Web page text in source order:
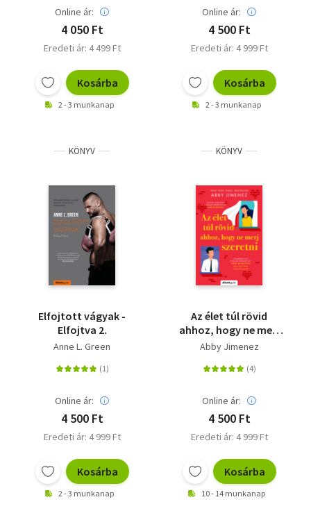
Online ár:
4 050 Ft
Eredeti ár: 4 499 Ft
Kosárba
2 - 3 munkanap
Online ár:
4 500 Ft
Eredeti ár: 4 999 Ft
Kosárba
2 - 3 munkanap
KÖNYV
Elfojtott vágyak -
Elfojtva 2.
Anne L. Green
Online ár:
4 500 Ft
Eredeti ár: 4 999 Ft
Kosárba
2 - 3 munkanap
KÖNYV
Az élet túl rövid
ahhoz, hogy ne merj
szeretni
Abby Jimenez
Online ár:
4 500 Ft
Eredeti ár: 4 999 Ft
Kosárba
10 - 14 munkanap